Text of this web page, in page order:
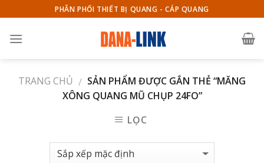
to
content
PHÂN PHỐI THIẾT BỊ QUANG - CÁP QUANG
TRANG CHỦ / SẢN PHẨM ĐƯỢC GẮN THẺ “MĂNG
XÔNG QUANG MŨ CHỤP 24FO”
LỌC